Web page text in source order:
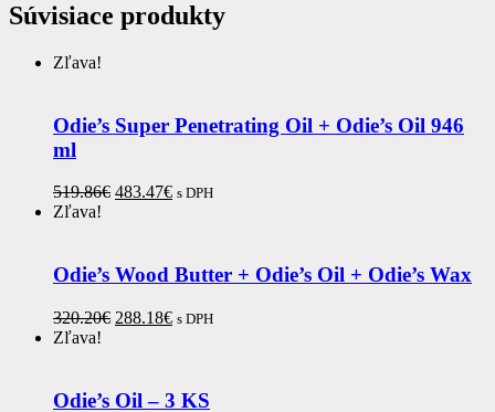
Súvisiace produkty
Zľava!
Odie’s Super Penetrating Oil + Odie’s Oil 946
ml
519.86€ Pôvodná
483.47€Aktuálna
s DPH
Zľava!
Odie’s Wood Butter + Odie’s Oil + Odie’s Wax
320.20€ Pôvodná
288.18€Aktuálna
s DPH
Zľava!
Odie’s Oil – 3 KS